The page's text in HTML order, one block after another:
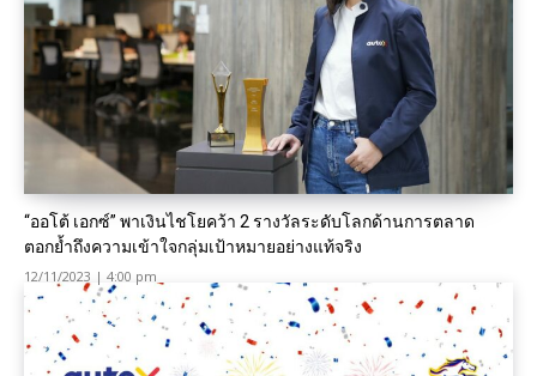
“ออโต้ เอกซ์” พาเงินไชโยคว้า 2 รางวัลระดับโลกด้านการตลาด
ตอกย้ำถึงความเข้าใจกลุ่มเป้าหมายอย่างแท้จริง
12/11/2023 | 4:00 pm